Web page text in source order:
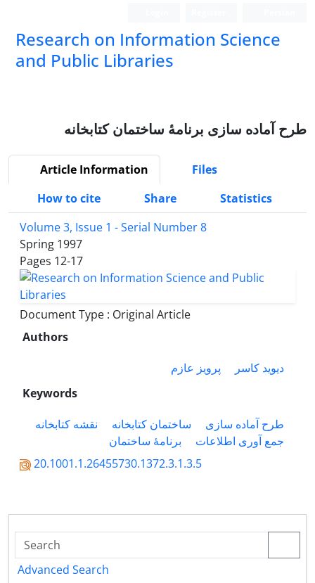
Research on Information Science
and Public Libraries
طرح آماده سازی برنامۀ ساختمان کتابخانه
Article Information
Files
How to cite
Share
Statistics
Volume 3, Issue 1 - Serial Number 8
Spring 1997
Pages 12-17
Document Type : Original Article
Authors
دیوید کاسر
پرویز عازم
Keywords
طرح آماده سازی
ساختمان کتابخانه
نقشه کتابخانه
جمع آوری اطلاعات
برنامۀ ساختمان
20.1001.1.26455730.1372.3.1.3.5
Advanced Search